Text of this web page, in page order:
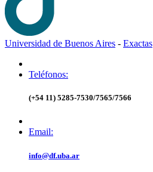
Universidad de Buenos Aires - Exactas
Teléfonos:
(+54 11) 5285-7530/7565/7566
Email:
info@df.uba.ar